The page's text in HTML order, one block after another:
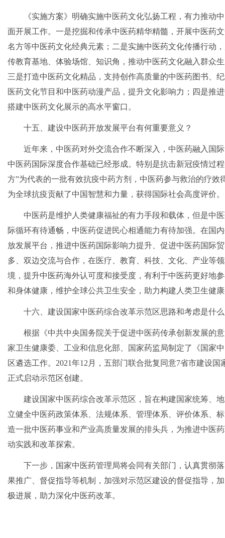
《实施方案》明确实施中医药文化弘扬工程，有力推动
面开展工作。一是挖掘和传承中医药精华精髓，开展中医药
名方等中医药文化经典元素；二是实施中医药文化传播行动
传教育基地、体验场馆、知识角，推动中医药文化融入群众
三是打造中医药文化精品，支持创作高质量的中医药图书、
医药文化节目和中医药动漫产品，提升文化影响力；四是推
搭建中医药文化展示的高水平窗口。
十五、建设中医药开放发展平台有何重要意义？
近年来，中医药对外交流合作不断深入，中医药融入国
中医药国际深度合作基础已经形成。特别是抗击新冠疫情过
方”为代表的一批有效抗疫中药方剂，中医药参与救治的疗
为全球抗疫贡献了中国智慧和力量，获得国际社会高度评价。
中医药是维护人类健康福祉的有力手段和载体，但是中
际循环有待通畅，中医药促进民心相通能力有待加强。在国
放发展平台，推进中医药国际影响力提升、促进中医药国际
多、双边交流与合作，在医疗、教育、科技、文化、产业等
境，提升中医药海外认可度和接受度，有利于中医药更好地
和身体健康，维护全球公共卫生安全，助力构建人类卫生健
十六、建设国家中医药综合改革示范区思路和考虑是什
根据《中共中央国务院关于促进中医药传承创新发展的
家卫生健康委、工业和信息化部、国家药监局制定了《国家
区遴选工作。2021年12月，五部门联合批复同意7省市建设
正式启动示范区创建。
建设国家中医药综合改革示范区，旨在构建国家统筹、
立健全中医药政策体系、法规体系、管理体系、评价体系、
造一批中医药事业和产业高质量发展的排头兵，为推进中医
动实践和改革探索。
下一步，国家中医药管理局将会同有关部门，认真贯彻
果推广、督促指导等机制，加强对示范区建设的督促指导，
极进展，助力深化中医药改革。